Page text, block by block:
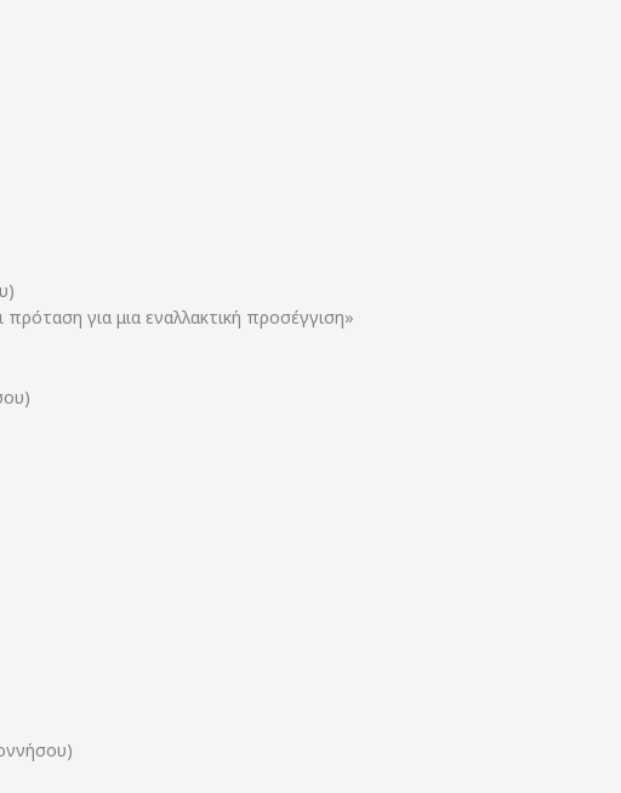
για μια εναλλακτική προσέγγιση»